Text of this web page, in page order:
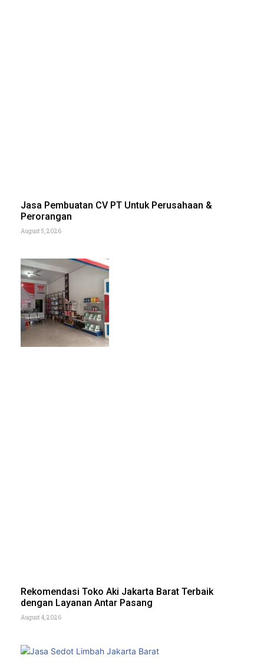
Jasa Pembuatan CV PT Untuk Perusahaan &
Perorangan
August 5, 2026
Rekomendasi Toko Aki Jakarta Barat Terbaik
dengan Layanan Antar Pasang
August 4, 2026